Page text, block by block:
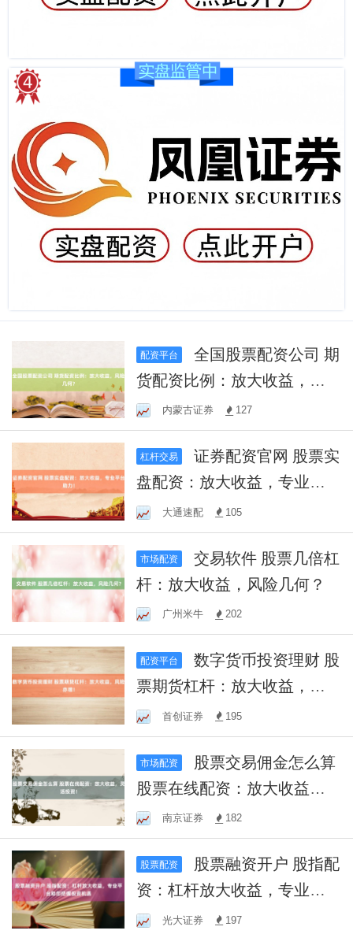
配资平台
全国股票配资公司 期
货配资比例：放大收益，风
险几何？
内蒙古证券 127
杠杆交易
证券配资官网 股票实
盘配资：放大收益，专业平
台助力！
大通速配 105
市场配资
交易软件 股票几倍杠
杆：放大收益，风险几何？
广州米牛 202
配资平台
数字货币投资理财 股
票期货杠杆：放大收益，风
险亦增！
首创证券 195
市场配资
股票在线配资：放大收益，
灵活投资！
南京证券 182
股票配资
资：杠杆放大收益，专业平
台助您把握投资机遇
光大证券 197